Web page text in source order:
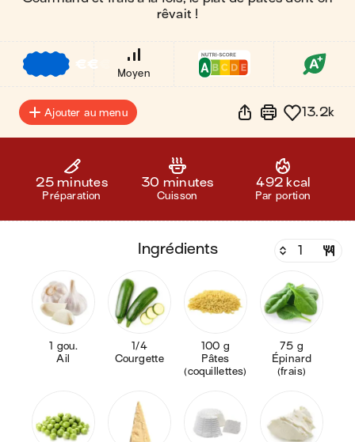
rêvait !
€€
Moyen
Ajouter au menu 13.2k
25 minutes
Préparation
30 minutes
Cuisson
492 kcal
Par portion
ingrédients
1 gou.
Ail
1/4
Courgette
100 g
Pâtes
(coquillettes)
75 g
Épinard
(frais)